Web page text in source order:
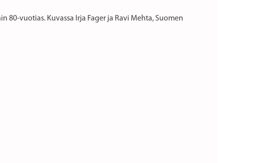
vuotias. Kuvassa Irja Fager ja Ravi Mehta, Suomen